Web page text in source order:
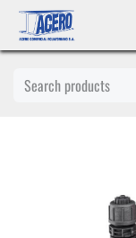
Ir al contenido